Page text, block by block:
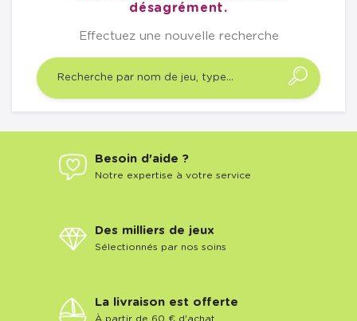
désagrément.
Effectuez une nouvelle recherche
Besoin d'aide ?
Notre expertise à votre service
Des milliers de jeux
Sélectionnés par nos soins
La livraison est offerte
À partir de 60 € d'achat